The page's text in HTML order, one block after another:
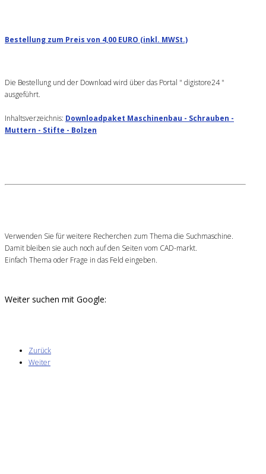
Bestellung zum Preis von 4,00 EURO (inkl. MWSt.)
Die Bestellung und der Download wird über das Portal " digistore24 "
ausgeführt.
Inhaltsverzeichnis: Downloadpaket Maschinenbau - Schrauben -
Muttern - Stifte - Bolzen
Verwenden Sie für weitere Recherchen zum Thema die Suchmaschine.
Damit bleiben sie auch noch auf den Seiten vom CAD-markt.
Einfach Thema oder Frage in das Feld eingeben.
Weiter suchen mit Google:
Zurück
Weiter